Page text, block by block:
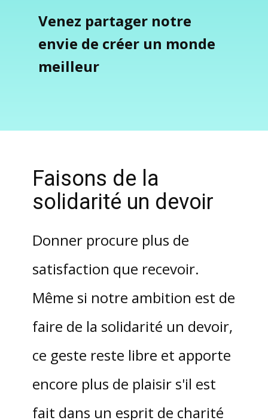
Venez partager notre
envie de créer un monde
meilleur
Faisons de la
solidarité un devoir
Donner procure plus de
satisfaction que recevoir.
Même si notre ambition est de
faire de la solidarité un devoir,
ce geste reste libre et apporte
encore plus de plaisir s'il est
fait dans un esprit de charité